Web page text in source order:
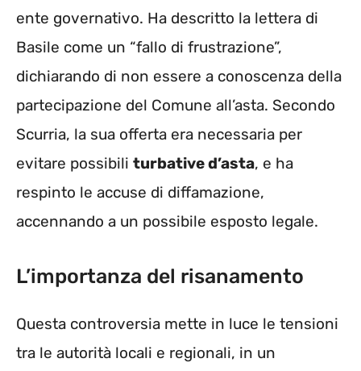
ente governativo. Ha descritto la lettera di
Basile come un “fallo di frustrazione”,
dichiarando di non essere a conoscenza della
partecipazione del Comune all’asta. Secondo
Scurria, la sua offerta era necessaria per
evitare possibili turbative d’asta, e ha
respinto le accuse di diffamazione,
accennando a un possibile esposto legale.
L’importanza del risanamento
Questa controversia mette in luce le tensioni
tra le autorità locali e regionali, in un